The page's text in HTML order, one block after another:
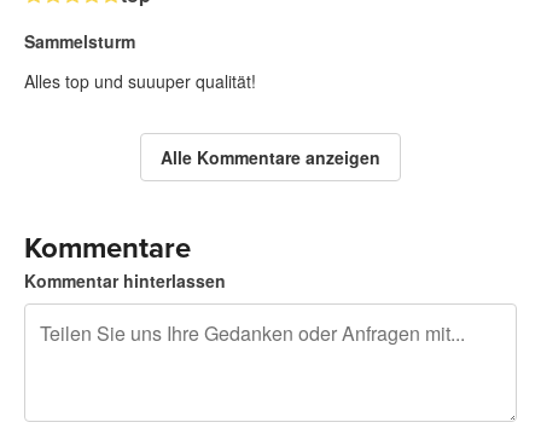
Sammelsturm
Alles top und suuuper qualität!
Alle Kommentare anzeigen
Kommentare
Kommentar hinterlassen